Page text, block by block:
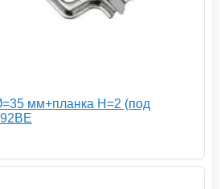
мм+планка H=2 (под